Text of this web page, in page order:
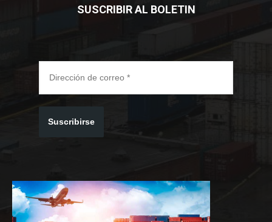
SUSCRIBIR AL BOLETIN
Suscribirse